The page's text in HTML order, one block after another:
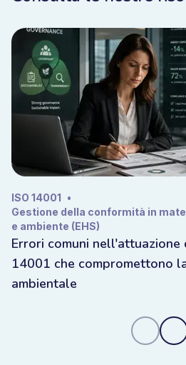
ISO 14001 •
Gestione della conformità in
e ambiente (EHS)
Errori comuni nell'attuazione
14001 che compromettono
ambientale